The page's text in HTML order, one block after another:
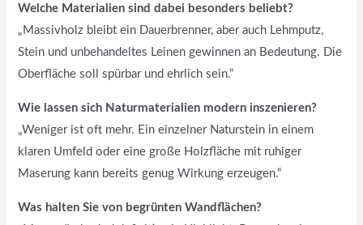
Welche Materialien sind dabei besonders beliebt?
„Massivholz bleibt ein Dauerbrenner, aber auch Lehmputz,
Stein und unbehandeltes Leinen gewinnen an Bedeutung. Die
Oberfläche soll spürbar und ehrlich sein.“
Wie lassen sich Naturmaterialien modern inszenieren?
„Weniger ist oft mehr. Ein einzelner Naturstein in einem
klaren Umfeld oder eine große Holzfläche mit ruhiger
Maserung kann bereits genug Wirkung erzeugen.“
Was halten Sie von begrünten Wandflächen?